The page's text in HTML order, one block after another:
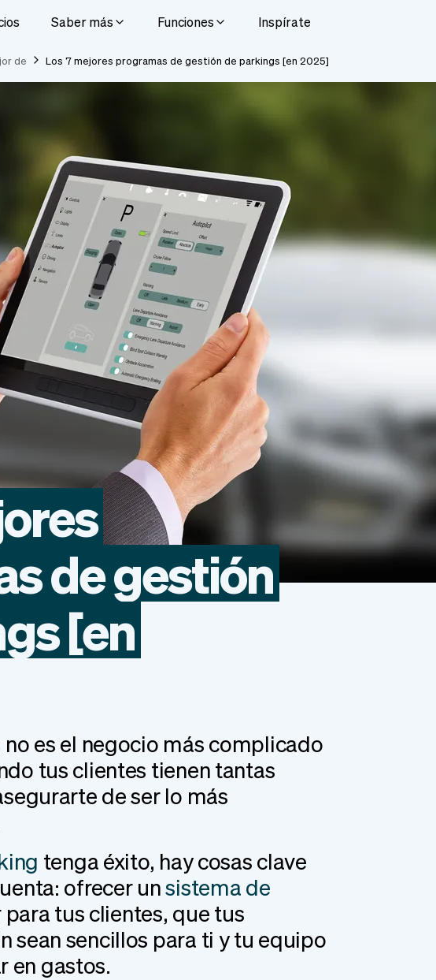
Saber más Funciones Inspírate
de Los 7 mejores programas de gestión de parkings [en 2025]
degestión
[en
es el negocio más complicado
tus clientes tienen tantas
de ser lo más
tenga éxito, hay cosas clave
ofrecer unsistema de
tus clientes, que tus
sean sencillos para ti y tu equipo
en gastos.